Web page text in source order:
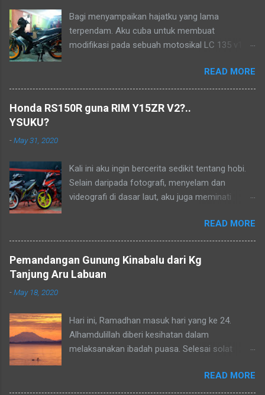
Bagi menyampaikan hajatku yang lama
terpendam. Aku cuba untuk membuat
modifikasi pada sebuah motosikal LC 135 v1
lama ia menjadi lukisan, tetapi tidak mampu
pada masa dahulu. Biarlah ianya menjadi
kenangan dalam hidup..
READ MORE
Honda RS150R guna RIM Y15ZR V2?..
YSUKU?
-May 31, 2020
Kali ini aku ingin bercerita sedikit tentang hobi.
Selain daripada fotografi, menyelam dan
videografi di dasar laut, aku juga meminati
kapcai kerana perjalanan yang sangat jimat dan
membolehkan aku untuk menikmati keindahan
alam dan dikongsikan dengan lensa kamera.
Aku dan kawan-kawan sebenarnya sudah
berkuatkuasa bagi mengekang penularan wabak
COVID-19. Apabila keadaan pulih kelak aku akan
meneruskan rancangan yang telah tergendala.
READ MORE
Pemandangan Gunung Kinabalu dari Kg
Tanjung Aru Labuan
-May 18, 2020
Hari ini, Ramadhan masuk hari yang ke 24.
Alhamdulillah diberi kesihatan dalam
melaksanakan ibadah puasa. Selesai solat
membaca Al-quran kerana selalunya pandai
datang penyakit malas membelenggu diri. Aku
READ MORE